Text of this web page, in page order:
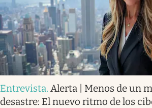
Entrevista. Alerta | Menos de un
desastre: El nuevo ritmo de los